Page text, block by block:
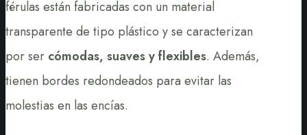
férulas están fabricadas con un material
transparente de tipo plástico y se caracterizan
por ser cómodas, suaves y flexibles. Además,
tienen bordes redondeados para evitar las
molestias en las encías.